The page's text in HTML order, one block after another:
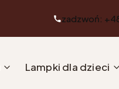
zadzwoń:
Lampki dla dzieci